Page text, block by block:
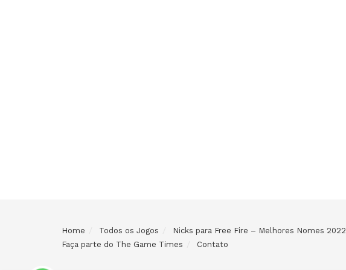
Home Todos os Jogos Nicks para Free Fire – Melhores Nomes 2022
Faça parte do The Game Times
Contato